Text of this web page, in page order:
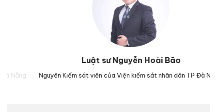
Luật sư Nguyễn Hoài Bão
Nguyên Kiểm sát viên của Viện kiểm sát nhân dân TP Đà Nẵng.